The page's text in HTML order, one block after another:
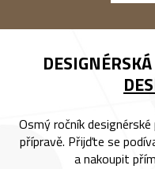
Osmý ročník
přípravě. Přijďte se
a nakoupit